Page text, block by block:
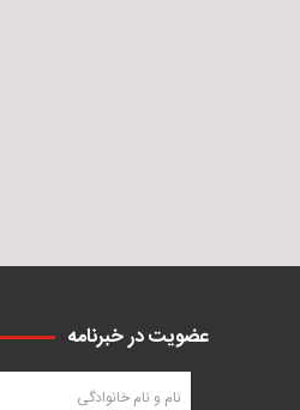
عضویت در خبرنامه